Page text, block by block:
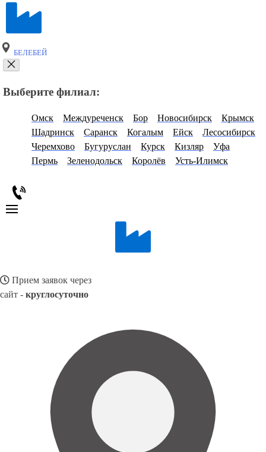
БЕЛЕБЕЙ
Выберите филиал:
Омск Междуреченск Бор Новосибирск
Крымск
Шадринск
Саранск Когалым Ейск
Лесосибирск
Черемхово
Бугуруслан Курск Кизляр
Уфа
Пермь
Зеленодольск Королёв Усть-Илимск
Прием заявок через
сайт - круглосуточно